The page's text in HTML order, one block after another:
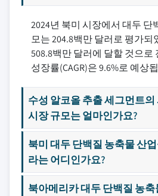
2024년 북미 시장에서 대두 단
모는 204.8백만 달러로 평가되
508.8백만 달러에 달할 것으로
성장률(CAGR)은 9.6%로 예상
수성 알코올 추출 세그먼트
시장 규모는 얼마인가요?
북미 대두 단백질 농축물 산
라는 어디인가요?
북아메리카 대두 단백질 농